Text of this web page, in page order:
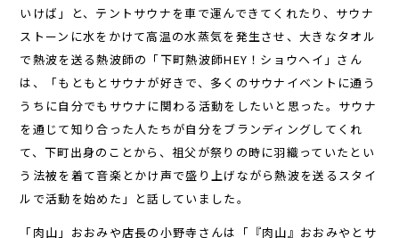
いけば」と、テントサウナを車で運んできてくれたり、サウナ
ストーンに水をかけて高温の水蒸気を発生させ、大きなタオル
で熱波を送る熱波師の「下町熱波師HEY！ショウヘイ」さん
は、「もともとサウナが好きで、多くのサウナイベントに通う
うちに自分でもサウナに関わる活動をしたいと思った。サウナ
を通じて知り合った人たちが自分をブランディングしてくれ
て、下町出身のことから、祖父が祭りの時に羽織っていたとい
う法被を着て音楽とかけ声で盛り上げながら熱波を送るスタイ
ルで活動を始めた」と話していました。
「肉山」おおみや店長の小野寺さんは「『肉山』おおみやとサ